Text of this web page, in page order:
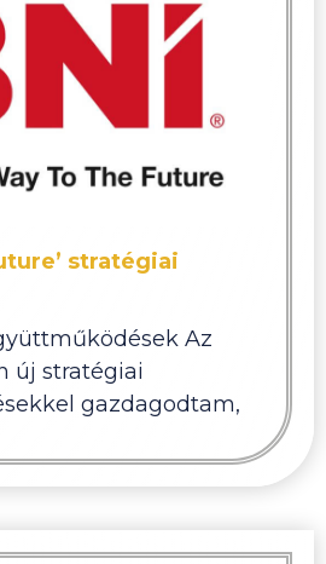
stratégiai
Az
új stratégiai
gazdagodtam,